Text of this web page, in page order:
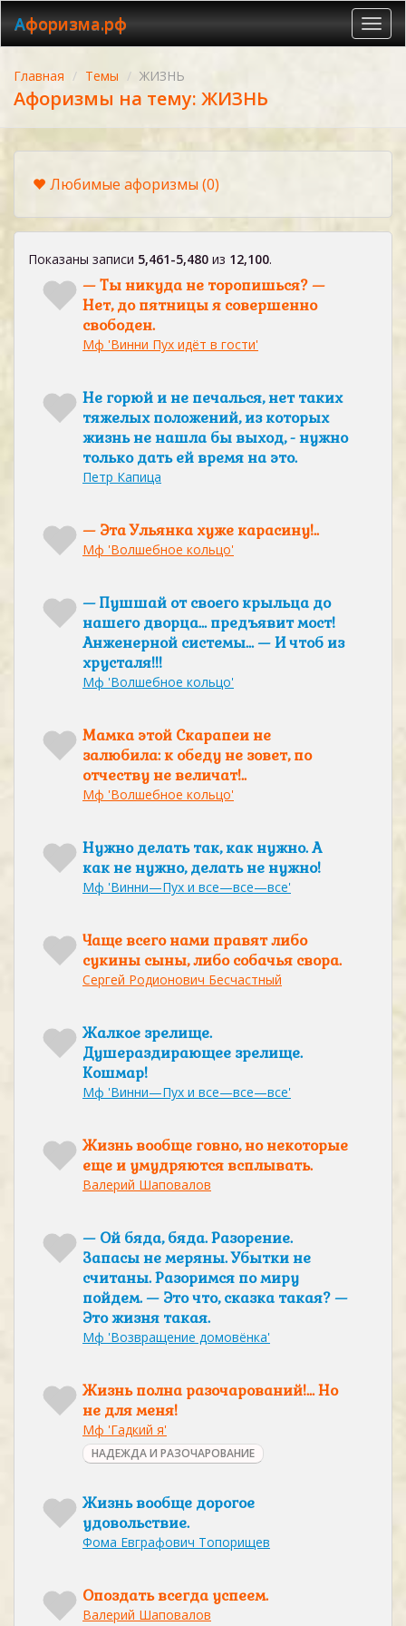
Афоризма.рф
Главная Темы ЖИЗНЬ
Афоризмы на тему: ЖИЗНЬ
Любимые афоризмы (0)
Показаны записи 5,461-5,480 из 12,100.
— Ты никуда не торопишься? —
Нет, до пятницы я совершенно
свободен.
Мф 'Винни Пух идёт в гости'
Не горюй и не печалься, нет таких
тяжелых положений, из которых
жизнь не нашла бы выход, - нужно
только дать ей время на это.
Петр Капица
— Эта Ульянка хуже карасину!..
Мф 'Волшебное кольцо'
— Пушшай от своего крыльца до
нашего дворца… предъявит мост!
Анженерной системы… — И чтоб из
хрусталя!!!
Мф 'Волшебное кольцо'
Мамка этой Скарапеи не
залюбила: к обеду не зовет, по
отчеству не величат!..
Мф 'Волшебное кольцо'
Нужно делать так, как нужно. А
как не нужно, делать не нужно!
Мф 'Винни—Пух и все—все—все'
Чаще всего нами правят либо
сукины сыны, либо собачья свора.
Сергей Родионович Бесчастный
Жалкое зрелище.
Душераздирающее зрелище.
Кошмар!
Мф 'Винни—Пух и все—все—все'
Жизнь вообще говно, но некоторые
еще и умудряются всплывать.
Валерий Шаповалов
— Ой бяда, бяда. Разорение.
Запасы не меряны. Убытки не
считаны. Разоримся по миру
пойдем. — Это что, сказка такая? —
Это жизня такая.
Мф 'Возвращение домовёнка'
Жизнь полна разочарований!… Но
не для меня!
Мф 'Гадкий я'
НАДЕЖДА И РАЗОЧАРОВАНИЕ
Жизнь вообще дорогое
удовольствие.
Фома Евграфович Топорищев
Опоздать всегда успеем.
Валерий Шаповалов